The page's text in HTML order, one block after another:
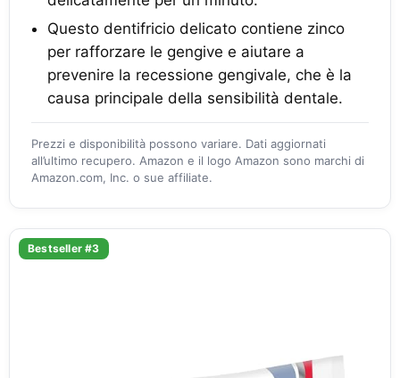
Questo dentifricio delicato contiene zinco
per rafforzare le gengive e aiutare a
prevenire la recessione gengivale, che è la
causa principale della sensibilità dentale.
Prezzi e disponibilità possono variare. Dati aggiornati
all’ultimo recupero. Amazon e il logo Amazon sono marchi di
Amazon.com, Inc. o sue affiliate.
Bestseller #3